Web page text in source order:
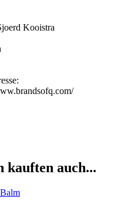
Kooistra
kauften auch...